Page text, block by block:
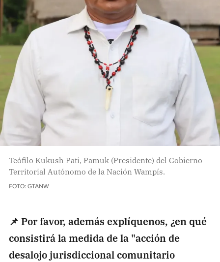
Teófilo Kukush Pati, Pamuk (Presidente) del Gobierno
Territorial Autónomo de la Nación Wampís.
FOTO: GTANW
📌 Por favor, además explíquenos, ¿en qué
consistirá la medida de la "acción de
desalojo jurisdiccional comunitario